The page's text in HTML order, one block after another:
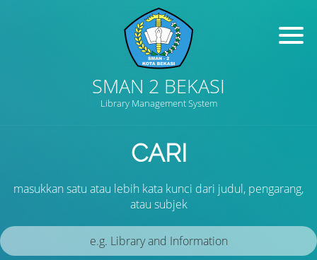
SMAN 2 BEKASI
Library Management System
CARI
masukkan satu atau lebih kata kunci dari judul, pengarang,
atau subjek